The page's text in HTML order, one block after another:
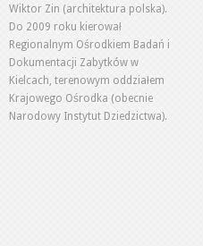
Wiktor Zin (architektura polska).
Do 2009 roku kierował
Regionalnym Ośrodkiem Badań i
Dokumentacji Zabytków w
Kielcach, terenowym oddziałem
Krajowego Ośrodka (obecnie
Narodowy Instytut Dziedzictwa).